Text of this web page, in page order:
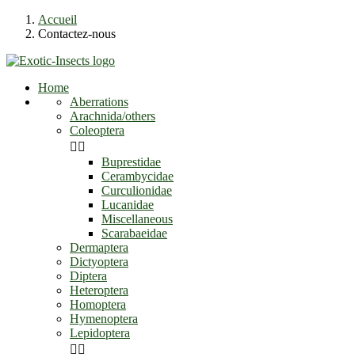
Accueil
Contactez-nous
Home
Aberrations
Arachnida/others
Coleoptera
 
Buprestidae
Cerambycidae
Curculionidae
Lucanidae
Miscellaneous
Scarabaeidae
Dermaptera
Dictyoptera
Diptera
Heteroptera
Homoptera
Hymenoptera
Lepidoptera
 